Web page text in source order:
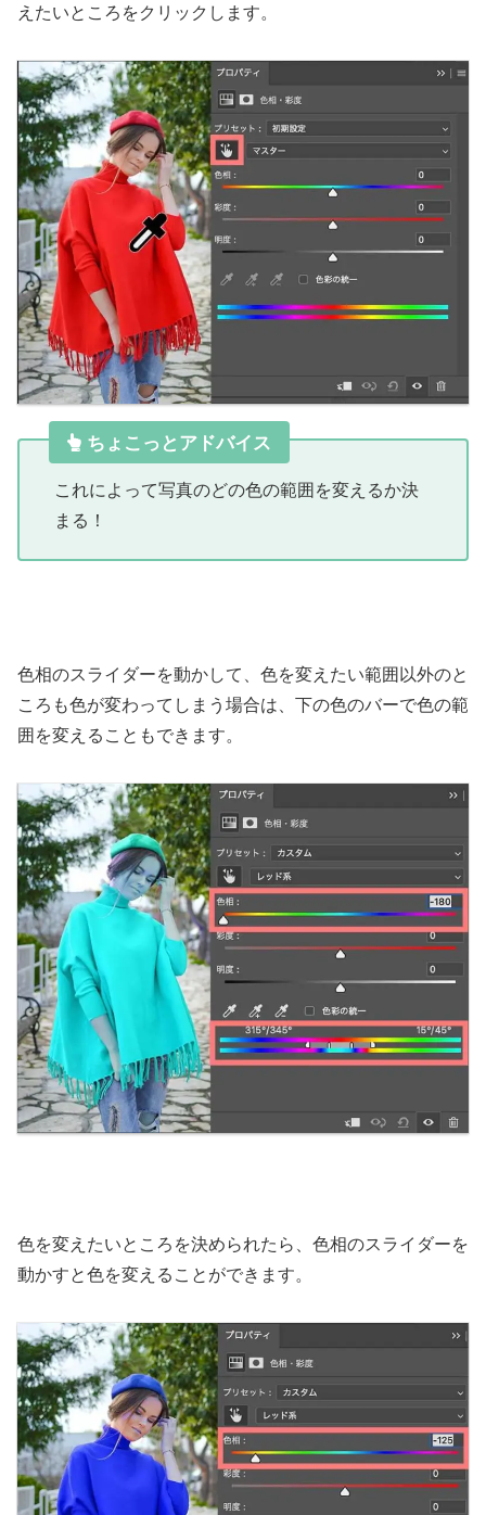
えたいところをクリックします。
ちょこっとアドバイス
これによって写真のどの色の範囲を変えるか決
まる！
色相のスライダーを動かして、色を変えたい範囲以外のと
ころも色が変わってしまう場合は、下の色のバーで色の範
囲を変えることもできます。
色を変えたいところを決められたら、色相のスライダーを
動かすと色を変えることができます。